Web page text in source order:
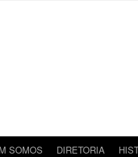
SOMOS DIRETORIA